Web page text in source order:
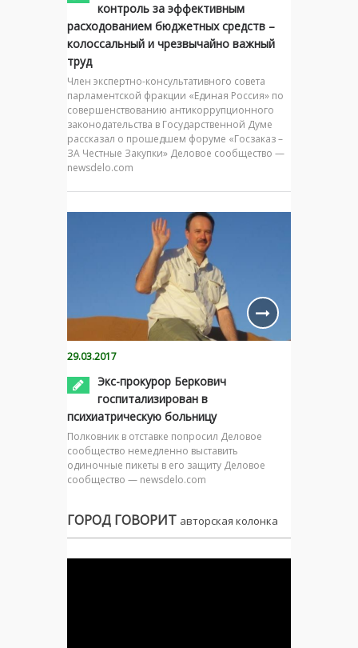
контроль за эффективным
расходованием бюджетных средств –
колоссальный и чрезвычайно важный
труд
Член экспертно-консультативного совета
парламентской фракции «Единая Россия» по
совершенствованию антикоррупционного
законодательства в Государственной Думе
рассказал о прошедшем форуме «Госзаказ –
ЗА Честные Закупки» Деловое сообщество —
newsdelo.com
29.03.2017
Экс-прокурор Беркович
госпитализирован в
психиатрическую больницу
Полковник в отставке попросил Деловое
сообщество немедленно выставить
одиночные пикеты в его защиту Деловое
сообщество — newsdelo.com
ГОРОД ГОВОРИТ авторская колонка